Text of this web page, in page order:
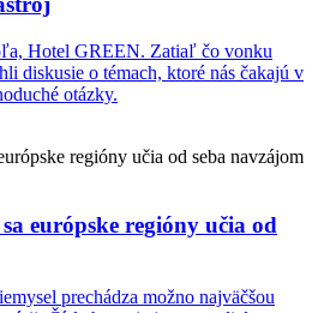
Hotel GREEN. Zatiaľ čo vonku
diskusie o témach, ktoré nás čakajú v
otázky.
európske regióny učia od
prechádza možno najväčšou